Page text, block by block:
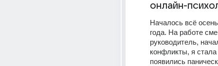
онлайн-
Началось всё
года. На работе
руководитель,
конфликты, я
появились